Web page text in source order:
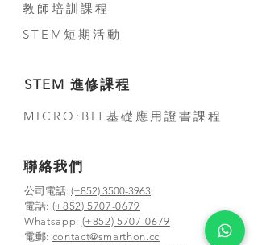
教師培訓課程
STEM短期活動
STEM 進修課程
MICRO:BIT基礎應用證書課程
聯絡我們
公司電話: (+852) 3500-3963
電話: (+852) 5707-0679
Whatsapp: (+852) 5707-0679
​電郵: contact@smarthon.cc